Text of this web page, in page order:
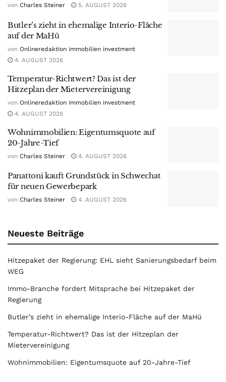
von Charles Steiner 5. AUGUST 2026
Butler’s zieht in ehemalige Interio-Fläche
auf der MaHü
von Onlineredaktion immobilien investment
4. AUGUST 2026
Temperatur-Richtwert? Das ist der
Hitzeplan der Mietervereinigung
von Onlineredaktion immobilien investment
4. AUGUST 2026
Wohnimmobilien: Eigentumsquote auf
20-Jahre-Tief
von Charles Steiner 4. AUGUST 2026
Panattoni kauft Grundstück in Schwechat
für neuen Gewerbepark
von Charles Steiner 4. AUGUST 2026
Neueste Beiträge
Hitzepaket der Regierung: EHL sieht Sanierungsbedarf beim
WEG
Immo-Branche fordert Mitsprache bei Hitzepaket der
Regierung
Butler’s zieht in ehemalige Interio-Fläche auf der MaHü
Temperatur-Richtwert? Das ist der Hitzeplan der
Mietervereinigung
Wohnimmobilien: Eigentumsquote auf 20-Jahre-Tief